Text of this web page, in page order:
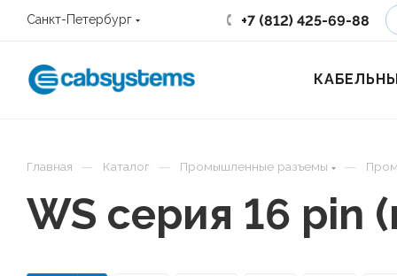
Санкт-Петербург +7 (812) 425-69-88
Главная — Каталог — Промышленные разъемы —
WS серия 16 pin